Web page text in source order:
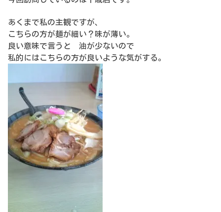
あくまで私の主観ですが、
こちらの方が麺が細い？味が薄い。
良い意味で言うと 油が少ないので
私的にはこちらの方が良いような気がする。